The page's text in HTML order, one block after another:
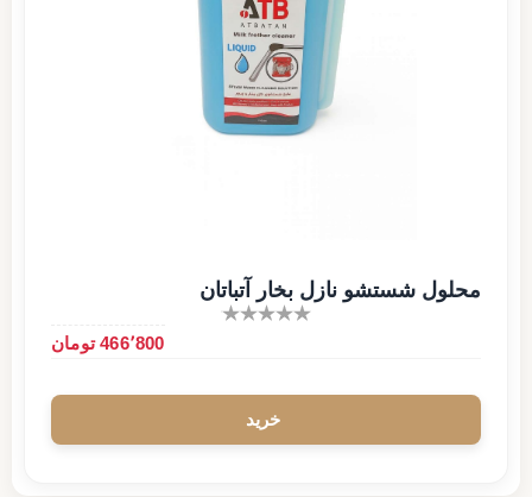
محلول شستشو نازل بخار آتباتان
466٬800 تومان